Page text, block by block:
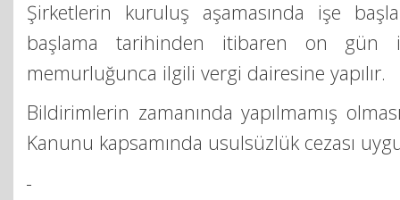
Şirketlerin kuruluş aşamasında işe
başlama tarihinden itibaren on gün
memurluğunca ilgili vergi dairesine yapılır.
Bildirimlerin zamanında yapılmamış
Kanunu kapsamında usulsüzlük cezası